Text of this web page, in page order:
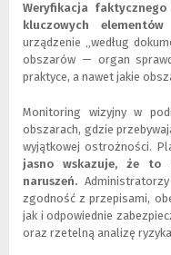
Weryfikacja
kluczowych
urządzenie „według
obszarów — organ
praktyce, a nawet jakie
Monitoring wizyjny w
obszarach, gdzie
wyjątkowej ostrożności.
jasno wskazuje, że to
naruszeń.
zgodność z przepisami,
jak i odpowiednie
oraz rzetelną analizę